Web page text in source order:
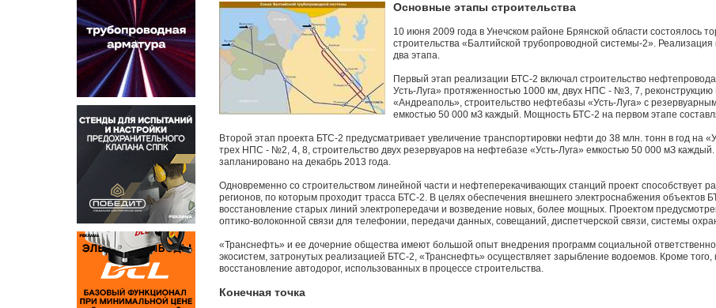
Основные этапы строительства
10 июня 2009 года в Унечском районе Брянской области состоялось
строительства «Балтийской трубопроводной системы-2». Реализация
два этапа.
Первый этап реализации БТС-2 включал строительство
Усть-Луга» протяженностью 1000 км, двух НПС - №3, 7,
«Андреаполь», строительство нефтебазы «Усть-Луга» с
емкостью 50 000 мЗ каждый. Мощность БТС-2 на первом этапе
Второй этап проекта БТС-2 предусматривает увеличение транспортировки нефти до 38 млн. тонн в год на
трех НПС - №2, 4, 8, строительство двух резервуаров на нефтебазе «Усть-Луга» емкостью 50 000 мЗ
запланировано на декабрь 2013 года.
Одновременно со строительством линейной части и нефтеперекачивающих станций проект способствует
регионов, по которым проходит трасса БТС-2. В целях обеспечения внешнего электроснабжения объектов
восстановление старых линий электропередачи и возведение новых, более мощных. Проектом
оптико-волоконной связи для телефонии, передачи данных, совещаний, диспетчерской связи, системы
«Транснефть» и ее дочерние общества имеют большой опыт внедрения программ социальной
экосистем, затронутых реализацией БТС-2, «Транснефть» осуществляет зарыбление водоемов. Кроме того,
восстановление автодорог, использованных в процессе строительства.
Конечная точка